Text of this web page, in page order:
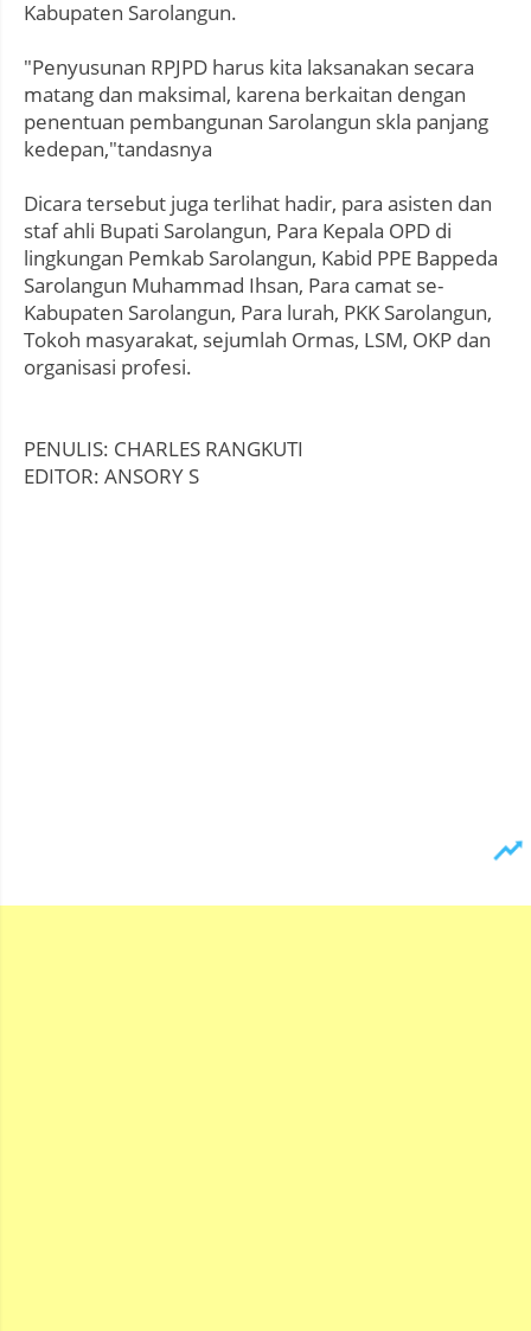
Kabupaten Sarolangun.
"Penyusunan RPJPD harus kita laksanakan secara
matang dan maksimal, karena berkaitan dengan
penentuan pembangunan Sarolangun skla panjang
kedepan,"tandasnya
Dicara tersebut juga terlihat hadir, para asisten dan
staf ahli Bupati Sarolangun, Para Kepala OPD di
lingkungan Pemkab Sarolangun, Kabid PPE Bappeda
Sarolangun Muhammad Ihsan, Para camat se-
Kabupaten Sarolangun, Para lurah, PKK Sarolangun,
Tokoh masyarakat, sejumlah Ormas, LSM, OKP dan
organisasi profesi.
PENULIS: CHARLES RANGKUTI
EDITOR: ANSORY S